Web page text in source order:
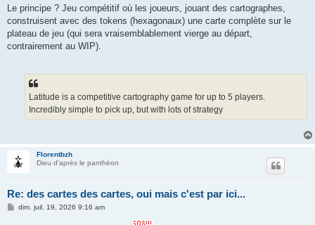
Le principe ? Jeu compétitif où les joueurs, jouant des cartographes,
construisent avec des tokens (hexagonaux) une carte complète sur le
plateau de jeu (qui sera vraisemblablement vierge au départ,
contrairement au WIP).
Latitude is a competitive cartography game for up to 5 players.
Incredibly simple to pick up, but with lots of strategy
Florentbzh
Dieu d'après le panthéon
Re: des cartes des cartes, oui mais c'est par ici...
Mdim. juil. 19, 2026 9:16 am